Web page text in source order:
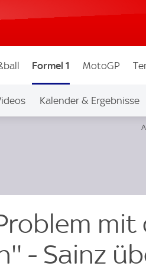
Formel 1 MotoGP
Kalender & Ergebnisse
mit
- Sainz